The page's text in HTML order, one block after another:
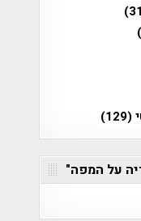
(129)
על המפה"